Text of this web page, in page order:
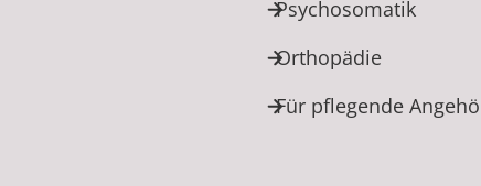
Psychosomatik
Orthopädie
Für pflegende